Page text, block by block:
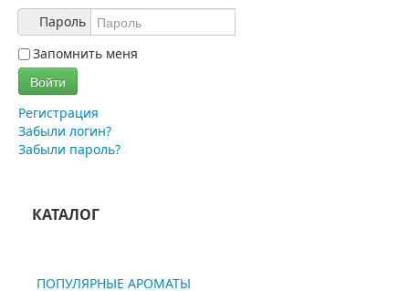
Пароль
Запомнить меня
Войти
Регистрация
Забыли логин?
Забыли пароль?
КАТАЛОГ
ПОПУЛЯРНЫЕ АРОМАТЫ